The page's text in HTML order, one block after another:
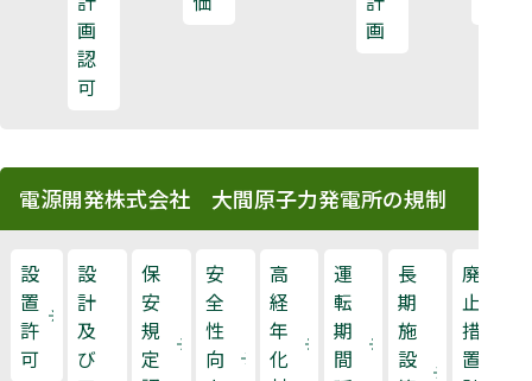
画
認
可
画
電源開発株式会社 大間原子力発電所の規制
設
置
許
可
設
計
及
び
保
安
規
定
安
全
性
向
高
経
年
化
運
転
期
間
長
期
施
設
廃
止
措
置